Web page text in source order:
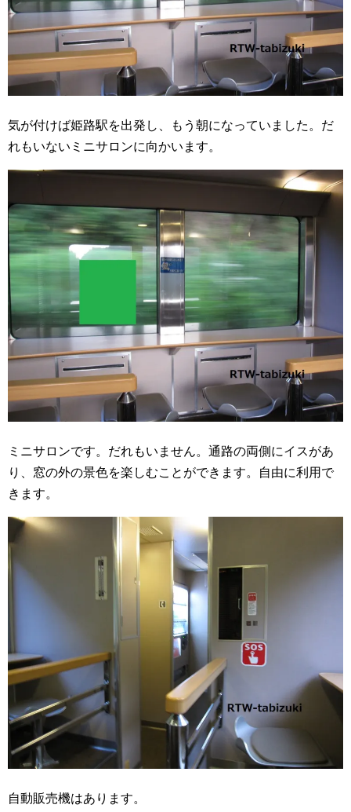
気が付けば姫路駅を出発し、もう朝になっていました。だ
れもいないミニサロンに向かいます。
ミニサロンです。だれもいません。通路の両側にイスがあ
り、窓の外の景色を楽しむことができます。自由に利用で
きます。
自動販売機はあります。